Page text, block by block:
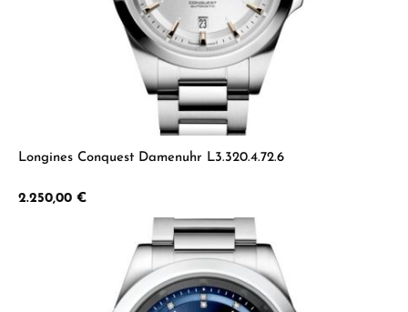
Longines Conquest Damenuhr L3.320.4.72.6
Regulärer Preis:
2.250,00 €